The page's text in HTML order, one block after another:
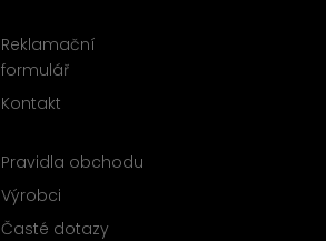
Reklamační
formulář
Kontakt
Pravidla obchodu
Výrobci
Časté dotazy